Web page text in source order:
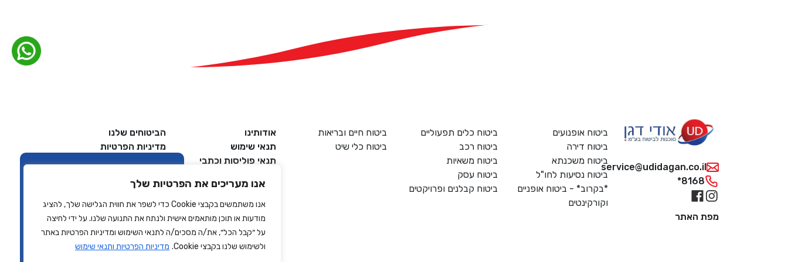
אנו מעריכים את הפרטיות שלך
אנו משתמשים בקבצי Cookie כדי לשפר את חווית הגלישה שלך, להציג
מודעות או תוכן מותאמים אישית ולנתח את התנועה שלנו. על ידי לחיצה
על ״קבל הכל״, את/ה מסכים/ה לתנאי השימוש ומדיניות הפרטיות באתר
ולשימוש שלנו בקבצי Cookie.
מדיניות הפרטיות ותנאי שימוש
צריכים עזרה?
service@udidagan.co.il
*8168
ביטוח אופנועים
ביטוח דירה
ביטוח משכנתא
ביטוח נסיעות לחו"ל
*בקרוב* - ביטוח אופניים
וקורקינטים
ביטוח כלים תפעוליים
ביטוח רכב
ביטוח משאיות
ביטוח עסק
ביטוח קבלנים ופרויקטים
ביטוח חיים ובריאות
ביטוח כלי שיט
אודותינו
תנאי שימוש
תנאי פוליסות וכתבי
שירות לקוחות
אמנת שירות
הביטוחים שלנו
מדיניות הפרטיות
צרו קשר
מפת האתר